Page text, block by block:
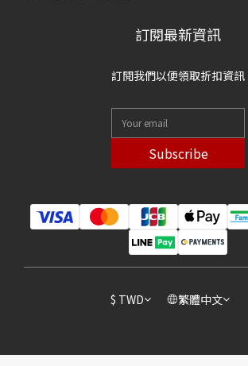
訂閱最新資訊
訂閱我們以便領取折扣資訊
Subscribe
$ TWD 繁體中文